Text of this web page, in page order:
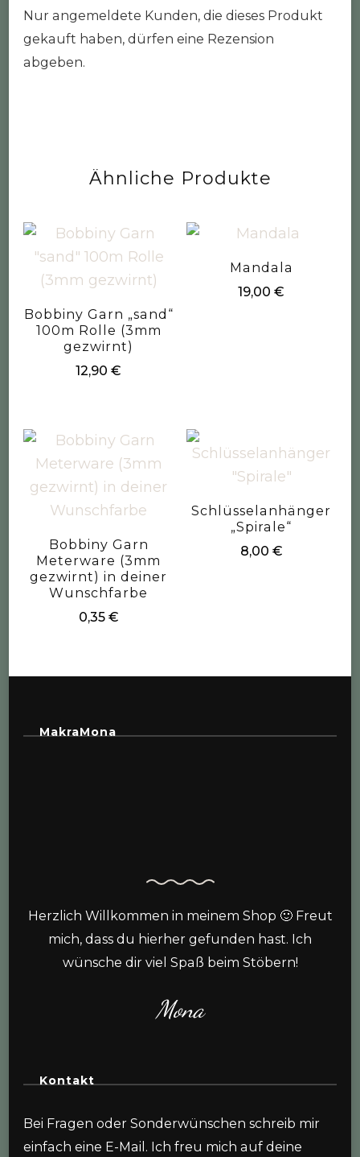
Nur angemeldete Kunden, die dieses Produkt
gekauft haben, dürfen eine Rezension
abgeben.
Ähnliche Produkte
Bobbiny Garn „sand“
100m Rolle (3mm
gezwirnt)
12,90€
Mandala
19,00€
Bobbiny Garn
Meterware (3mm
gezwirnt) in deiner
Wunschfarbe
0,35 €
Schlüsselanhänger
„Spirale“
8,00 €
MakraMona
Herzlich Willkommen in meinem Shop 🙂 Freut
mich, dass du hierher gefunden hast. Ich
wünsche dir viel Spaß beim Stöbern!
Mona
Kontakt
Bei Fragen oder Sonderwünschen schreib mir
einfach eine E-Mail. Ich freu mich auf deine